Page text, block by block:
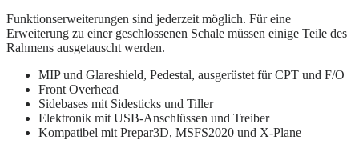
Funktionserweiterungen sind jederzeit möglich. Für eine
Erweiterung zu einer geschlossenen Schale müssen einige Teile des
Rahmens ausgetauscht werden.
MIP und Glareshield, Pedestal, ausgerüstet für CPT und F/O
Front Overhead
Sidebases mit Sidesticks und Tiller
Elektronik mit USB-Anschlüssen und Treiber
Kompatibel mit Prepar3D, MSFS2020 und X-Plane